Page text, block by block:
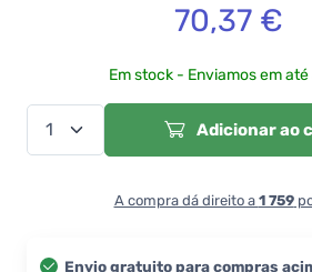
70,37€
Em stock - Enviamos em até
Adicionar ao
A compra dá direito a 1 759
Envio gratuito para compras